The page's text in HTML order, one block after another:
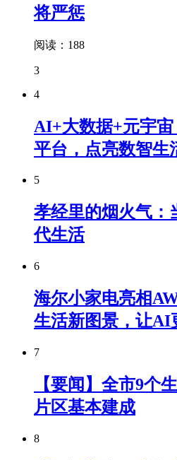
将严惩
阅读：188
3
4
AI+大数据+元宇
平台，点亮数智生
5
孝经里的烟火气：
代生活
6
海尔小家电亮相
生活新图景，让AI
7
【要闻】全市9个
片区基本建成
8